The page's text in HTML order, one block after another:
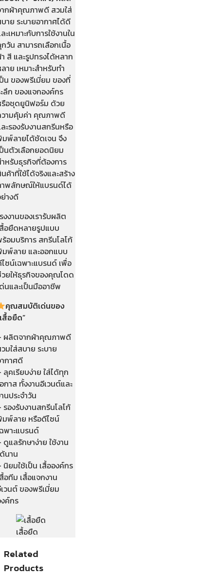
กผ้าคุณภาพดี สวมใส่
าย ระบายอากาศได้ดี
ะเหมาะกับการใช้งานใน
วัน สามารถเลือกเนื้อ
สี และรูปทรงได้หลาก
าย เหมาะสำหรับทำ
น ของพรีเมี่ยม ของที่
ลึก ของแจกองค์กร
อชุดยูนิฟอร์ม ด้วย
ามคุ้มค่า คุณภาพดี
ะรองรับงานสกรีนหรือ
พ์ลายได้ชัดเจน จึง
นตัวเลือกยอดนิยม
หรับธุรกิจที่ต้องการ
ค้าที่ใช้ได้จริงและสร้าง
พลักษณ์ให้แบรนด์ได้
างดี
งงานของเรารับผลิต
อยืดหลายรูปแบบ
อมบริการ สกรีนโลโก้
พ์ลาย และออกแบบ
ซน์เฉพาะแบรนด์ เพื่อ
ยให้ธุรกิจของคุณโดด
นและเป็นมืออาชีพ
คุณสมบัติเด่นของ
สื้อยืด”
ผลิตจากผ้าคุณภาพดี
มใส่สบาย ระบาย
กาศดี
ลุคเรียบง่าย ใส่ได้ทุก
กาส ทั้งงานอีเวนต์และ
นประจำวัน
รองรับงานสกรีนโลโก้
พ์ลาย หรือดีไซน์
พาะแบรนด์
ดูแลรักษาง่าย ใช้งาน
นาน
นิยมใช้เป็น เสื้อองค์กร
อทีม เสื้อแจกงาน
วนต์ ของพรีเมี่ยม
ค์กร
เสื้อยืด
Related
Products